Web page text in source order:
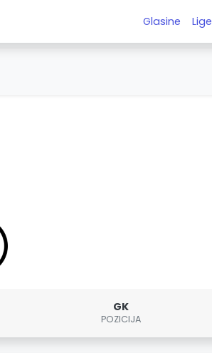
Glasine Lige
GK
POZICIJA